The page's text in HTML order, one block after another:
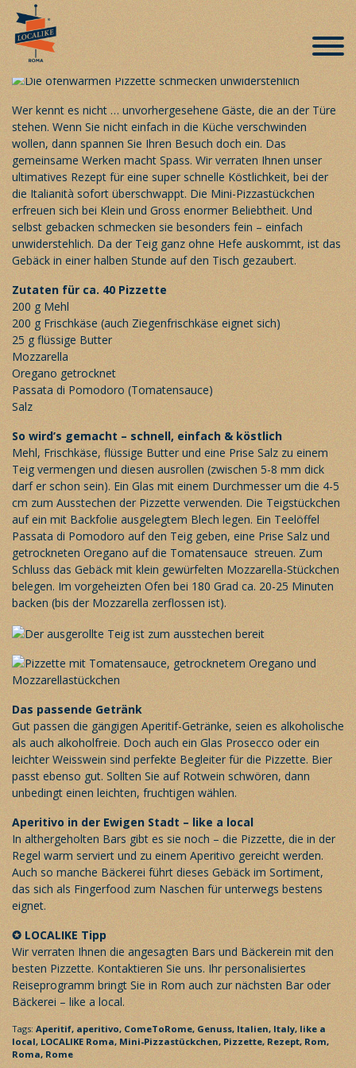
Italienische Spezialität auf dem Teller –
«Pizzette»
Veröffentlicht am 13. September 2018
Wer kennt es nicht … unvorhergesehene Gäste, die an der Türe
stehen. Wenn Sie nicht einfach in die Küche verschwinden
wollen, dann spannen Sie Ihren Besuch doch ein. Das
gemeinsame Werken macht Spass. Wir verraten Ihnen unser
ultimatives Rezept für eine super schnelle Köstlichkeit, bei der
die Italianità sofort überschwappt. Die Mini-Pizzastückchen
erfreuen sich bei Klein und Gross enormer Beliebtheit. Und
selbst gebacken schmecken sie besonders fein – einfach
unwiderstehlich. Da der Teig ganz ohne Hefe auskommt, ist das
Gebäck in einer halben Stunde auf den Tisch gezaubert.
Zutaten für ca. 40 Pizzette
200 g Mehl
200 g Frischkäse (auch Ziegenfrischkäse eignet sich)
25 g flüssige Butter
Mozzarella
Oregano getrocknet
Passata di Pomodoro (Tomatensauce)
Salz
So wird’s gemacht – schnell, einfach & köstlich
Mehl, Frischkäse, flüssige Butter und eine Prise Salz zu einem
Teig vermengen und diesen ausrollen (zwischen 5-8 mm dick
darf er schon sein). Ein Glas mit einem Durchmesser um die 4-5
cm zum Ausstechen der Pizzette verwenden. Die Teigstückchen
auf ein mit Backfolie ausgelegtem Blech legen. Ein Teelöffel
Passata di Pomodoro auf den Teig geben, eine Prise Salz und
getrockneten Oregano auf die Tomatensauce streuen. Zum
Schluss das Gebäck mit klein gewürfelten Mozzarella-Stückchen
belegen. Im vorgeheizten Ofen bei 180 Grad ca. 20-25 Minuten
backen (bis der Mozzarella zerflossen ist).
Das passende Getränk
Gut passen die gängigen Aperitif-Getränke, seien es alkoholische
als auch alkoholfreie. Doch auch ein Glas Prosecco oder ein
leichter Weisswein sind perfekte Begleiter für die Pizzette. Bier
passt ebenso gut. Sollten Sie auf Rotwein schwören, dann
unbedingt einen leichten, fruchtigen wählen.
Aperitivo in der Ewigen Stadt – like a local
In althergeholten Bars gibt es sie noch – die Pizzette, die in der
Regel warm serviert und zu einem Aperitivo gereicht werden.
Auch so manche Bäckerei führt dieses Gebäck im Sortiment,
das sich als Fingerfood zum Naschen für unterwegs bestens
eignet.
✪ LOCALIKE Tipp
Wir verraten Ihnen die angesagten Bars und Bäckerein mit den
besten Pizzette. Kontaktieren Sie uns. Ihrpersonalisiertes
Reiseprogrammbringt Sie in Rom auch zur nächsten Bar oder
Bäckerei – like a local.
Tags: Aperitif, aperitivo, ComeToRome, Genuss, Italien, Italy,like a
local, LOCALIKE Roma, Mini-Pizzastückchen, Pizzette, Rezept,Rom,
Roma, Rome